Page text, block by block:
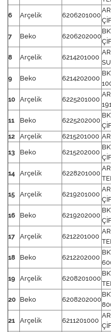
6 Arçelik 6206201000
7 Beko 6206202000
8 Arçelik 6214201000
SU
9 Beko 6214202000
10 Arçelik 6225201000
11 Beko 6225202000
12
Arçelik 6215201000
13 Beko 6215202000
14 Arçelik 6228201000
15 Arçelik 6219201000
16 Beko 6219202000
17 Arçelik 6212201000
18 Beko 6212202000
19 Arçelik 6208201000
20 Beko 6208202000
21 Arçelik 6211201000